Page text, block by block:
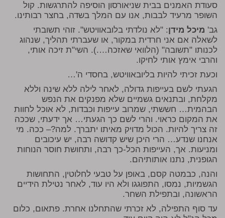
סעודת האמנים בבית שניאורסון הוסיפה להתרגשות. קול
השופר מרעיד לבבות, אנו עם המלך בשדה, בחצר רבותינו.
גב' מיכל מידן: "לא נולדתי בלובאוויטש". זוהי תשובתי
לשאלה אם אני חרדית במקור, או שעברתי תהליך, שנהוג
לכנותו "תשובה" (הלוואי שאזכה….). השי"ת זיכה אותי,
והרבי אימץ אותי לחיקו.
וכעת זכיתי להיות בליובאוויטש, בחסדי ה'…
הגעתי לשם בעייפות גדולה, לאחר לילה ללא שינה וללא
מקלחת, ובתנאים גשמיים שלא מפנקים את הנפש
הבהמית… חששתי, שמרוב עייפות וכבדות, לא אוכל לחוות
את המקום כראוי. והרי לשם כך הגעתי… אך ידעתי, שככה
זה צריך להיות. הכול מדויק מאיתו יתברך. למה?– ככה. מי
אנחנו שנדע… הרי היכן שיש קדושה רבה, יש עיכובים
ומניעות. אך, העייפות הכל-כך רבה, ותחושת חוסר הנוחות
הגופנית, נתנו אותותיהם.
והנה, כבמטה קסם, באופן על טבעי לחלוטין, התחושות
הגשמיות, נמסו, התפוגגו ולא היו עוד, לאחר נטילת הידיים
הראשונה, ובתפילת השחר.
עד סוף התפילה, לא זכרתי שהתחלנו אחרת. פתאום, כלום